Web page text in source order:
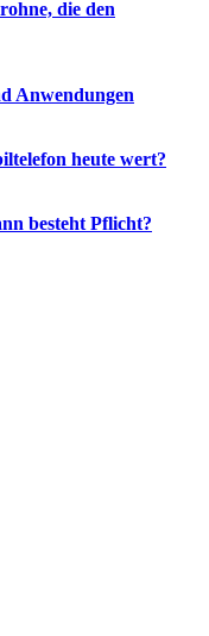
die den
Anwendungen
heute wert?
besteht Pflicht?